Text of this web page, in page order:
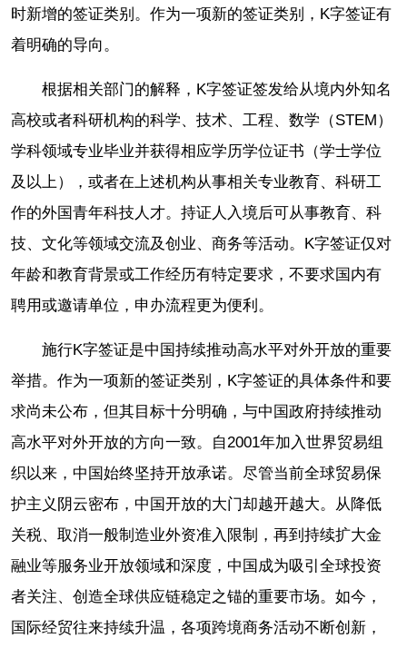
时新增的签证类别。作为一项新的签证类别，K字签证有
着明确的导向。
根据相关部门的解释，K字签证签发给从境内外知名
高校或者科研机构的科学、技术、工程、数学（STEM）
学科领域专业毕业并获得相应学历学位证书（学士学位
及以上），或者在上述机构从事相关专业教育、科研工
作的外国青年科技人才。持证人入境后可从事教育、科
技、文化等领域交流及创业、商务等活动。K字签证仅对
年龄和教育背景或工作经历有特定要求，不要求国内有
聘用或邀请单位，申办流程更为便利。
施行K字签证是中国持续推动高水平对外开放的重要
举措。作为一项新的签证类别，K字签证的具体条件和要
求尚未公布，但其目标十分明确，与中国政府持续推动
高水平对外开放的方向一致。自2001年加入世界贸易组
织以来，中国始终坚持开放承诺。尽管当前全球贸易保
护主义阴云密布，中国开放的大门却越开越大。从降低
关税、取消一般制造业外资准入限制，再到持续扩大金
融业等服务业开放领域和深度，中国成为吸引全球投资
者关注、创造全球供应链稳定之锚的重要市场。如今，
国际经贸往来持续升温，各项跨境商务活动不断创新，